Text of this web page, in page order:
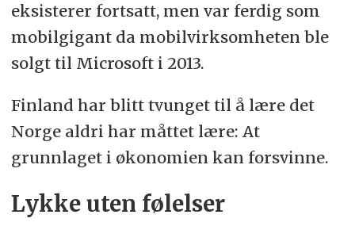
eksisterer fortsatt, men var ferdig som
mobilgigant da mobilvirksomheten ble
solgt til Microsoft i 2013.
Finland har blitt tvunget til å lære det
Norge aldri har måttet lære: At
grunnlaget i økonomien kan forsvinne.
Lykke uten følelser